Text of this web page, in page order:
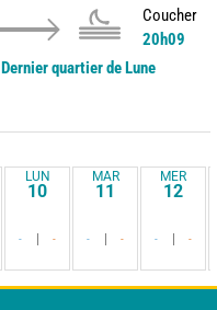
Coucher
20h09
Dernier quartier de Lune
LUN
10
- -
MAR
11
- -
MER
12
- -